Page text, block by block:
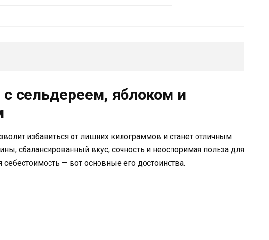
с сельдереем, яблоком и
избавиться от лишних килограммов и станет отличным
сбалансированный вкус, сочность и неоспоримая польза для
— вот основные его достоинства.